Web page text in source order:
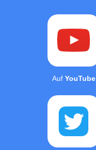
Auf YouTube